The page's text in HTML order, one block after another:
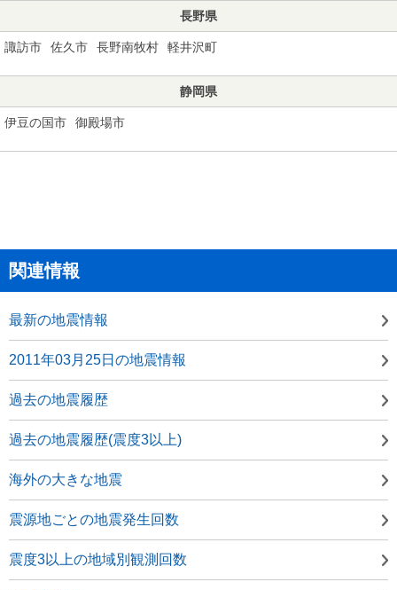
長野県
諏訪市 佐久市 長野南牧村 軽井沢町
静岡県
伊豆の国市 御殿場市
関連情報
最新の地震情報
2011年03月25日の地震情報
過去の地震履歴
過去の地震履歴(震度3以上)
海外の大きな地震
震源地ごとの地震発生回数
震度3以上の地域別観測回数